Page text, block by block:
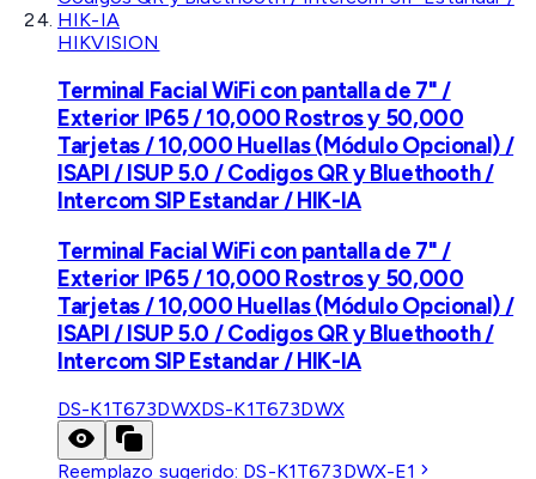
HIKVISION
Terminal Facial WiFi con pantalla de 7" /
Exterior IP65 / 10,000 Rostros y 50,000
Tarjetas / 10,000 Huellas (Módulo Opcional) /
ISAPI / ISUP 5.0 / Codigos QR y Bluethooth /
Intercom SIP Estandar / HIK-IA
Terminal Facial WiFi con pantalla de 7" /
Exterior IP65 / 10,000 Rostros y 50,000
Tarjetas / 10,000 Huellas (Módulo Opcional) /
ISAPI / ISUP 5.0 / Codigos QR y Bluethooth /
Intercom SIP Estandar / HIK-IA
DS-K1T673DWXDS-K1T673DWX
Reemplazo sugerido: DS-K1T673DWX-E1